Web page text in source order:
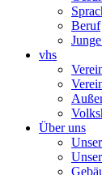
Beruf
vhs
Über uns